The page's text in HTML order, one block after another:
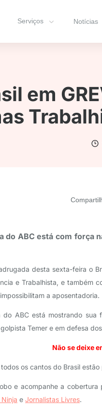
Serviços Notícias
em
do ABC está com força
desta sexta-feira o
e Trabalhista, e também
a aposentadoria.
do ABC está mostrando
Temer e em defesa
Não se deixe
os cantos do Brasil
e acompanhe a cobertura
e Jornalistas Livres.